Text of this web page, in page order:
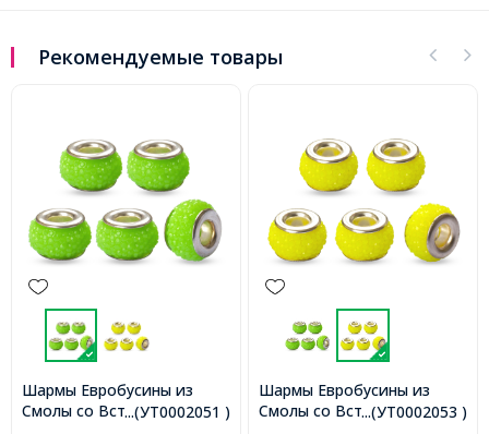
Рекомендуемые товары
...(УТ0002051 )
Шармы Евробусины из
Смолы со Вставкой из
...(УТ0002053 )
Шармы Евробусины из
Смолы со Вставкой из